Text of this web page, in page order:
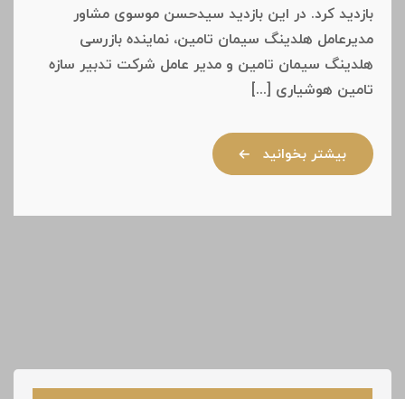
بازدید کرد. در این بازدید سیدحسن موسوی مشاور
مدیرعامل هلدینگ سیمان تامین، نماینده بازرسی
هلدینگ سیمان تامین و مدیر عامل شرکت تدبیر سازه
تامین هوشیاری [...]
بیشتر بخوانید